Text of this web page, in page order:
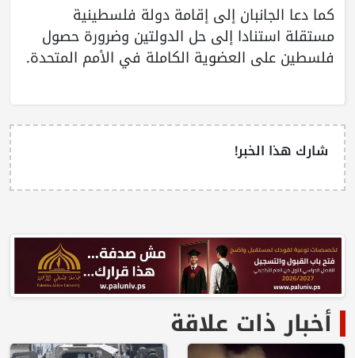
كما دعا الجانبان إلى إقامة دولة فلسطينية
مستقلة استنادا إلى حل الدولتين وضرورة حصول
فلسطين على العضوية الكاملة في الأمم المتحدة.
شارك هذا الخبر!
أخبار ذات علاقة